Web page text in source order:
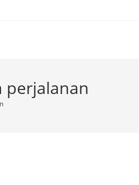
perjalanan